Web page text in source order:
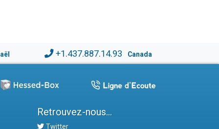
+1.437.887.14.93 Canada
Retrouvez-nous...
Twitter